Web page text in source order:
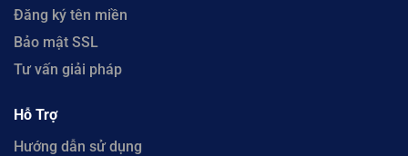
Đăng ký tên miền
Bảo mật SSL
Tư vấn giải pháp
Hỗ Trợ
Hướng dẫn sử dụng